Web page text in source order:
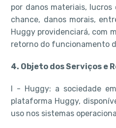
por danos materiais, lucros
chance, danos morais,
Huggy providenciará, com
retorno do funcionamento
4. Objeto dos Serviços e
I - Huggy: a sociedade
plataforma Huggy,
uso nos sistemas